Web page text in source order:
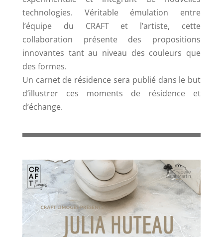
technologies. Véritable émulation entre
l’équipe du CRAFT et l’artiste, cette
collaboration présente des propositions
innovantes tant au niveau des couleurs que
des formes.
Un carnet de résidence sera publié dans le but
d’illustrer ces moments de résidence et
d’échange.